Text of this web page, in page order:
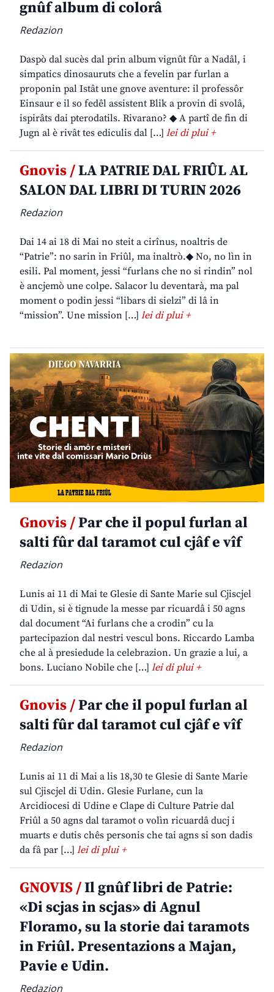
gnûf album di colorâ
Redazion
Daspò dal sucès dal prin album vignût fûr a Nadâl, i
simpatics dinosauruts che a fevelin par furlan a
proponin pal Istât une gnove aventure: il professôr
Einsaur e il so fedêl assistent Blik a provin di svolâ,
ispirâts dai pterodatils. Rivarano? ◆ A partî de fin di
Jugn al è rivât tes ediculis dal […] lei di plui +
Gnovis /LA PATRIE DAL FRIÛL AL
SALON DAL LIBRI DI TURIN 2026
Redazion
Dai 14 ai 18 di Mai no steit a cirînus, noaltris de
“Patrie”: no sarin in Friûl, ma inaltrò.◆ No, no lìn in
esili. Pal moment, jessi “furlans che no si rindin” nol
è ancjemò une colpe. Salacor lu deventarà, ma pal
moment o podin jessi “libars di sielzi” di lâ in
“mission”. Une mission […] lei di plui +
Gnovis /Par che il popul furlan al
salti fûr dal taramot cul cjâf e vîf
Redazion
Lunis ai 11 di Mai te Glesie di Sante Marie sul Cjiscjel
di Udin, si è tignude la messe par ricuardâ i 50 agns
dal document “Ai furlans che a crodin” cu la
partecipazion dal nestri vescul bons. Riccardo Lamba
che al à presiedude la celebrazion. Un grazie a lui, a
bons. Luciano Nobile che […] lei di plui +
Gnovis /Par che il popul furlan al
salti fûr dal taramot cul cjâf e vîf
Redazion
Lunis ai 11 di Mai a lis 18,30 te Glesie di Sante Marie
sul Cjiscjel di Udin. Glesie Furlane, cun la
Arcidiocesi di Udine e Clape di Culture Patrie dal
Friûl a 50 agns dal taramot o volìn ricuardâ ducj i
muarts e dutis chês personis che tai agns si son dadis
da fâ par […] lei di plui +
GNOVIS /Il gnûf libri de Patrie:
«Di scjas in scjas» di Agnul
Floramo, su la storie dai taramots
in Friûl. Presentazions a Majan,
Pavie e Udin.
Redazion